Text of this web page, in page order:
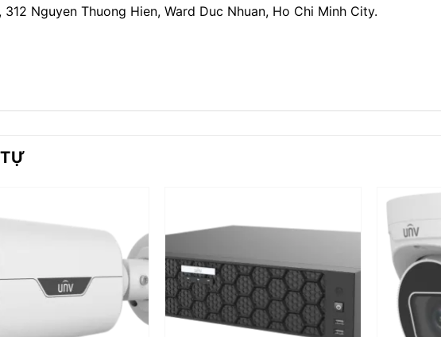
Nguyen Thuong Hien, Ward Duc Nhuan, Ho Chi Minh City.